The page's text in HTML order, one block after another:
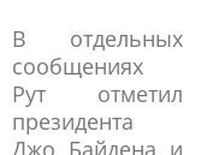
В отдельных
сообщениях
Рут отметил
президента